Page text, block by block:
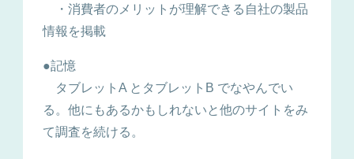
・消費者のメリットが理解できる自社の製品
情報を掲載
●記憶
タブレットA とタブレットB でなやんでい
る。他にもあるかもしれないと他のサイトをみ
て調査を続ける。